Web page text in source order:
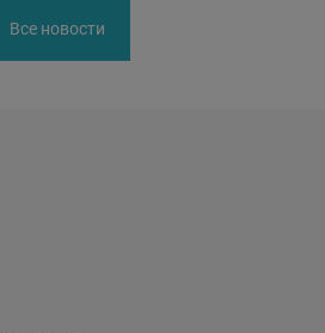
Все новости